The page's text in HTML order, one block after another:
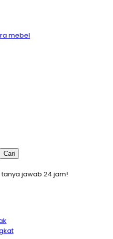
mebel
Cari
jawab 24 jam!